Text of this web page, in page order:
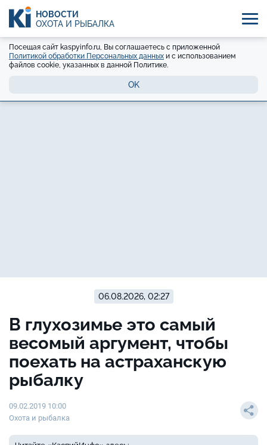
НОВОСТИ
ОХОТА И РЫБАЛКА
Посещая сайт kaspyinfo.ru, Вы соглашаетесь с приложенной
Политикой обработки Персональных данных и с использованием
файлов cookie, указанных в данной Политике.
OK
06.08.2026, 02:27
В глухозимье это самый
весомый аргумент, чтобы
поехать на астраханскую
рыбалку
09.02.2019 10:00
Охота и рыбалка